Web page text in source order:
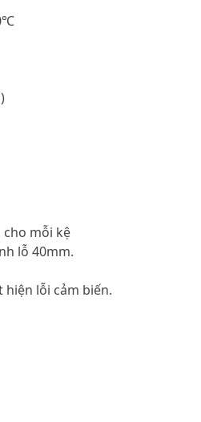
cho mỗi kệ
lỗ 40mm.
hiện lỗi cảm biến.